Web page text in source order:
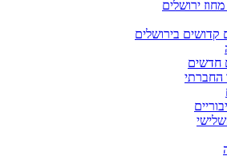
ירושלים
בירושלים
חדשים